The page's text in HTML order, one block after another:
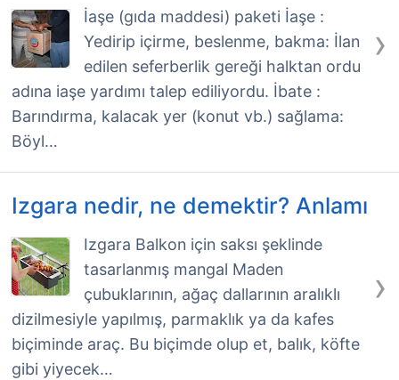
›
İaşe (gıda maddesi) paketi İaşe :
Yedirip içirme, beslenme, bakma: İlan
edilen seferberlik gereği halktan ordu
adına iaşe yardımı talep ediliyordu. İbate :
Barındırma, kalacak yer (konut vb.) sağlama:
Böyl…
Izgara nedir, ne demektir? Anlamı
›
Izgara Balkon için saksı şeklinde
tasarlanmış mangal Maden
çubuklarının, ağaç dallarının aralıklı
dizilmesiyle yapılmış, parmaklık ya da kafes
biçiminde araç. Bu biçimde olup et, balık, köfte
gibi yiyecek…